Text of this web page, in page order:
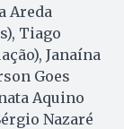
Areda
Tiago
Janaína
Goes
Aquino
Nazaré